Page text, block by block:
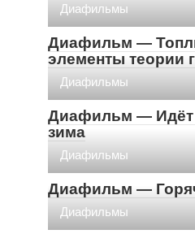
Диафильмы
Диафильм —
элементы теории
Диафильмы
Диафильм — Идёт
зима
Диафильмы
Диафильм —
Диафильмы